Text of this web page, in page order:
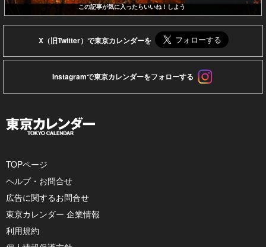
この記事が気に入ったらいいね！しよう
X（旧Twitter）で東京カレンダーを
Instagramで東京カレンダーをフォローする
TOPページ
ヘルプ・お問合せ
広告に関するお問合せ
東京カレンダー 企業情報
利用規約